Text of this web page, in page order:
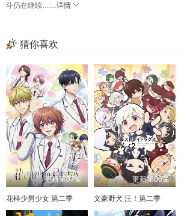
斗仍在继续…… 详情
猜你喜欢
更新第07集
花样少男少女 第二季
更新第06集
文豪野犬 汪！第二季